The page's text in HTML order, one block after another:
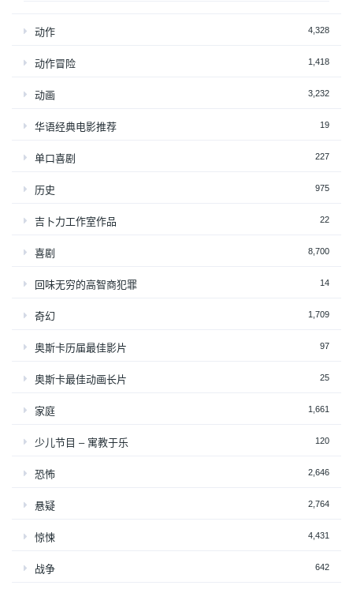
动作 4,328
动作冒险 1,418
动画 3,232
华语经典电影推荐 19
单口喜剧 227
历史 975
吉卜力工作室作品 22
喜剧 8,700
回味无穷的高智商犯罪 14
奇幻 1,709
奥斯卡历届最佳影片 97
奥斯卡最佳动画长片 25
家庭 1,661
少儿节目 – 寓教于乐 120
恐怖 2,646
悬疑 2,764
惊悚 4,431
战争 642